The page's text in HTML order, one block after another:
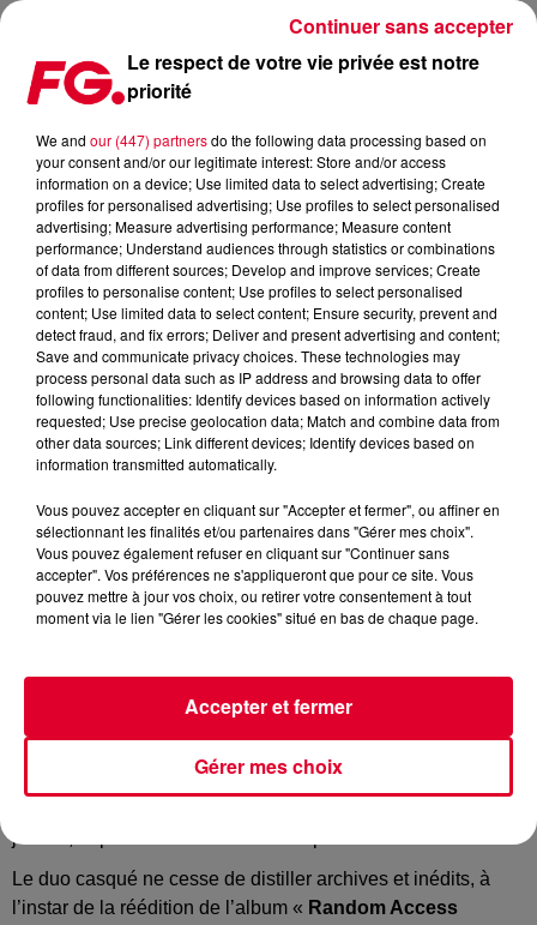
DAFT PUNK… ONE MORE TIME
Publié : 15 juin 2023 à 13h10 par Christophe HUBERT
Daft Punk
Crédit :Daft Punk
Daft Punk… one more time
Encore et encore et encore… Un constat s’impose
jamais, depuis l’annonce de leur séparation !
Le duo casqué ne cesse de distiller archives et inédits, à
l’instar de la réédition de l’album « Random Access
Le respect de votre vie privée est notre
priorité
We and our (447) partnersdo the following data processing based on
your consent and/or our legitimate interest: Store and/or access
information on a device; Use limited data to select advertising; Create
profiles for personalised advertising; Use profiles to select personalised
advertising; Measure advertising performance; Measure content
performance; Understand audiences through statistics or combinations
of data from different sources; Develop and improve services; Create
profiles to personalise content; Use profiles to select personalised
content; Use limited data to select content; Ensure security, prevent and
detect fraud, and fix errors; Deliver and present advertising and content;
Save and communicate privacy choices. These technologies may
process personal data such as IP address and browsing data to offer
following functionalities: Identify devices based on information actively
requested; Use precise geolocation data; Match and combine data from
other data sources; Link different devices; Identify devices based on
information transmitted automatically.
Vous pouvez accepter en cliquant sur "Accepter et fermer", ou affiner en
sélectionnant les finalités et/ou partenaires dans "Gérer mes choix".
Vous pouvez également refuser en cliquant sur "Continuer sans
accepter". Vos préférences ne s'appliqueront que pour ce site. Vous
pouvez mettre à jour vos choix, ou retirer votre consentement à tout
moment via le lien "Gérer les cookies" situé en bas de chaque page.
Gérer mes choix
Accepter et fermer
Continuer sans accepter